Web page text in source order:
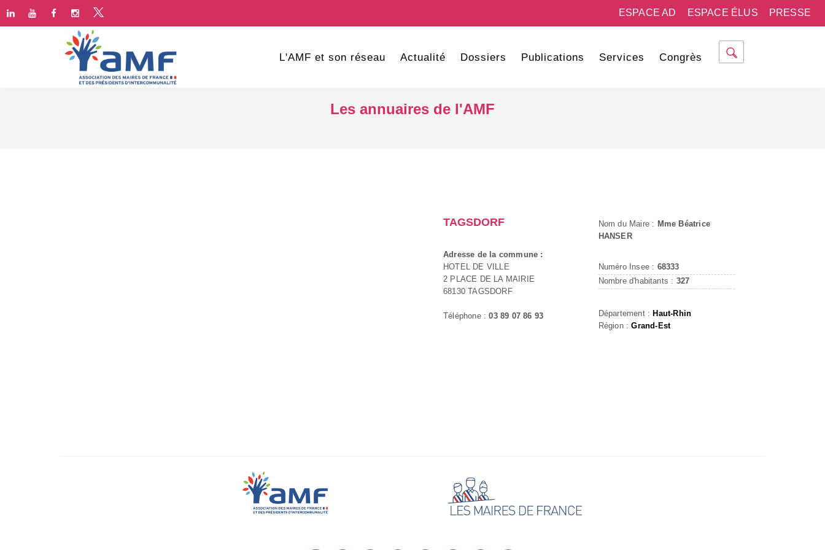
PRESSE
ESPACE ÉLUS
ESPACE AD
L'AMF et son réseau Actualité Dossiers Publications Services Congrès
Les annuaires de l'AMF
TAGSDORF
Adresse de la commune :
HOTEL DE VILLE
2 PLACE DE LA MAIRIE
68130 TAGSDORF
Téléphone :03 89 07 86 93
Nom du Maire : Mme Béatrice
HANSER
Numéro Insee : 68333
Nombre d'habitants : 327
Département : Haut-Rhin
Région :Grand-Est